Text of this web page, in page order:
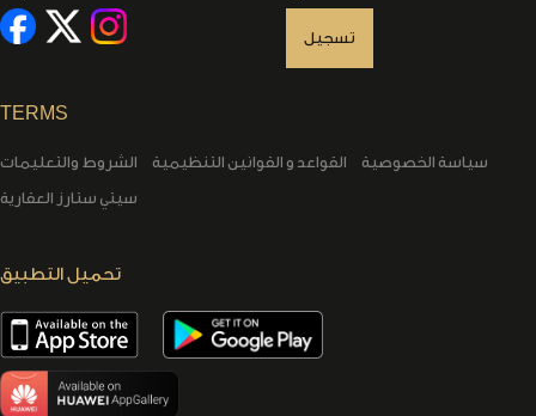
تسجيل
TERMS
الشروط والتعليمات القواعد و القوانين التنظيمية
سياسة الخصوصية
سيتي ستارز العقارية
تحميل التطبيق